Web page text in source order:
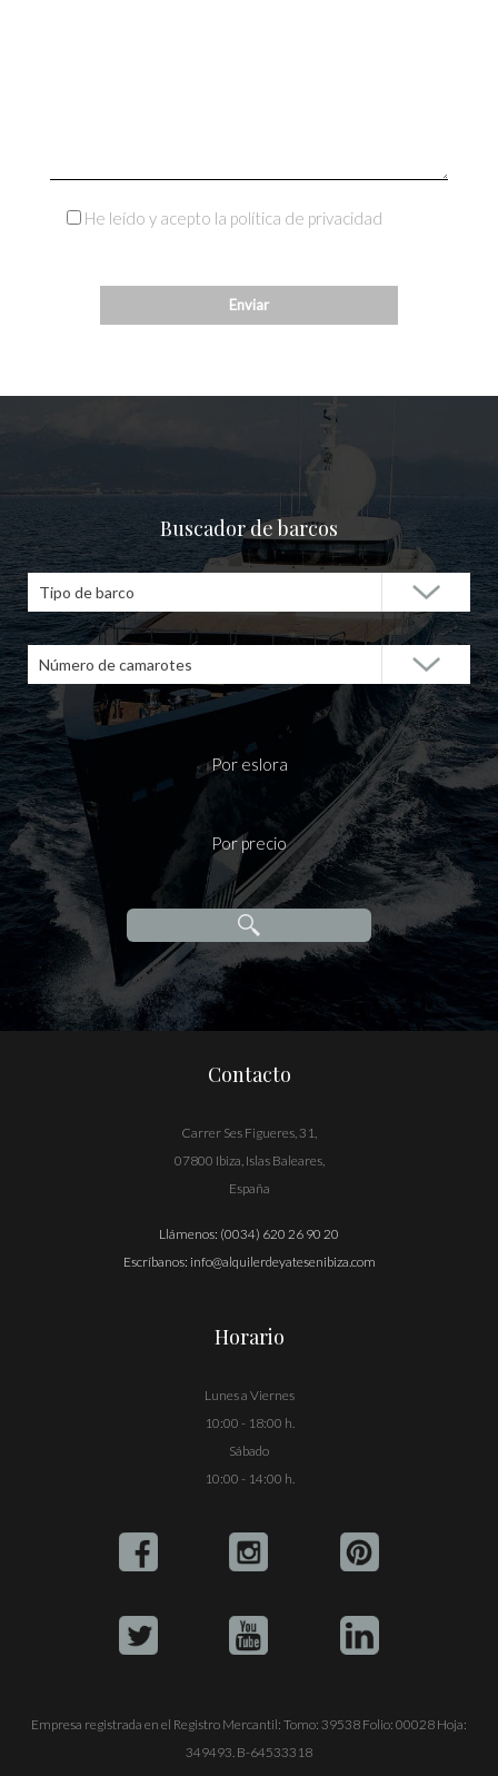
He leído y acepto la política de privacidad
Buscador de barcos
Tipo de barco
Número de camarotes
Por eslora
Por precio
Contacto
Carrer Ses Figueres, 31,
07800 Ibiza, Islas Baleares,
España
Llámenos: (0034) 620 26 90 20
Escríbanos: info@alquilerdeyatesenibiza.com
Horario
Lunes a Viernes
10:00 - 18:00 h.
Sábado
10:00 - 14:00 h.
Empresa registrada en el Registro Mercantil: Tomo: 39538 Folio: 00028 Hoja:
349493. B-64533318